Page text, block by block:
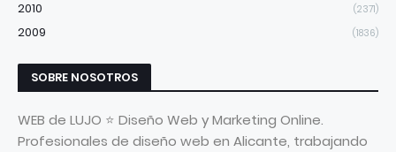
2010 (2371)
2009 (1836)
SOBRE NOSOTROS
WEB de LUJO ⭐ Diseño Web y Marketing Online.
Profesionales de diseño web en Alicante, trabajando